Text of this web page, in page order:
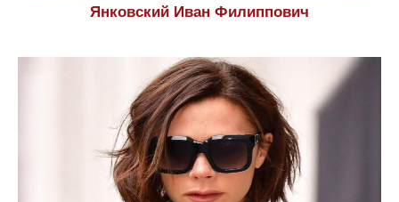
Янковский Иван Филиппович